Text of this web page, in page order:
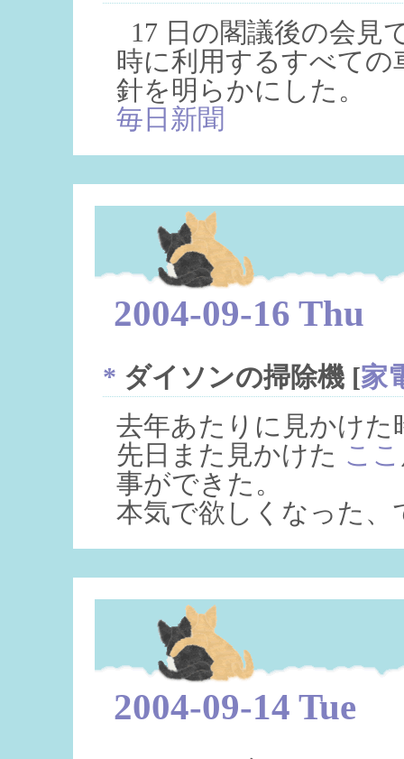
17 日の閣議後の会見
時に利用するすべての
針を明らかにした。
毎日新聞
2004-09-16 Thu
* ダイソンの掃除機[家
去年あたりに見かけ
先日また見かけた ここ
事ができた。
本気で欲しくなった、
2004-09-14 Tue